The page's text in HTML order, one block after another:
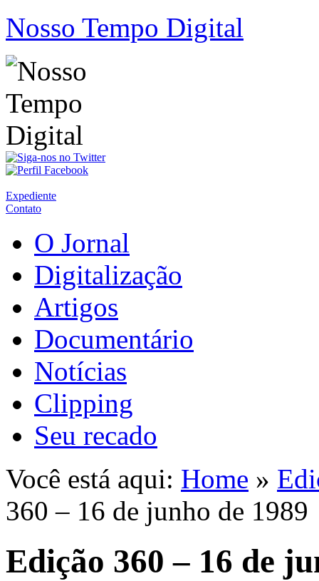
Nosso Tempo Digital
Expediente
Contato
O Jornal
Digitalização
Artigos
Documentário
Notícias
Clipping
Seu recado
Você está aqui: Home »
360 – 16 de junho de 1989
Edição 360 – 16 de